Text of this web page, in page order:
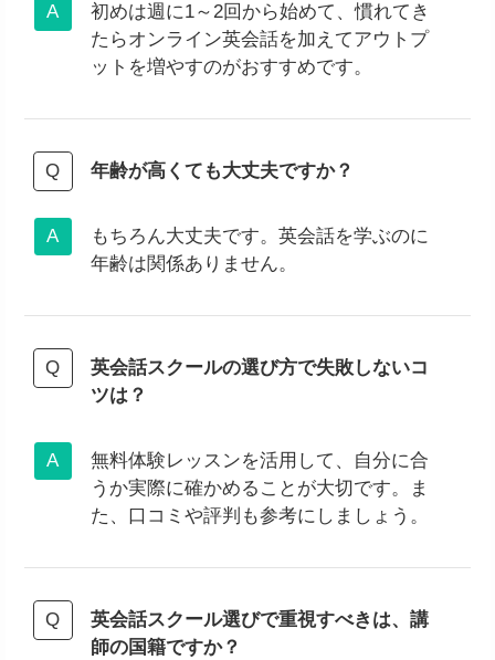
初めは週に1～2回から始めて、慣れてき
たらオンライン英会話を加えてアウトプ
ットを増やすのがおすすめです。
年齢が高くても大丈夫ですか？
もちろん大丈夫です。英会話を学ぶのに
年齢は関係ありません。
英会話スクールの選び方で失敗しないコ
ツは？
無料体験レッスンを活用して、自分に合
うか実際に確かめることが大切です。ま
た、口コミや評判も参考にしましょう。
英会話スクール選びで重視すべきは、講
師の国籍ですか？